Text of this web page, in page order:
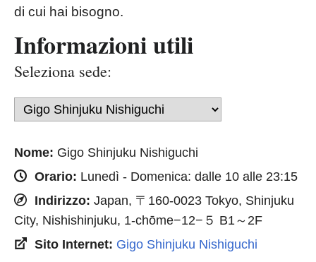
di cui hai bisogno.
Informazioni utili
Seleziona sede:
Nome: Gigo Shinjuku Nishiguchi
Orario: Lunedì - Domenica: dalle 10 alle 23:15
Indirizzo: Japan, 〒160-0023 Tokyo, Shinjuku
City, Nishishinjuku, 1-chōme−12−５ B1～2F
Sito Internet: Gigo Shinjuku Nishiguchi